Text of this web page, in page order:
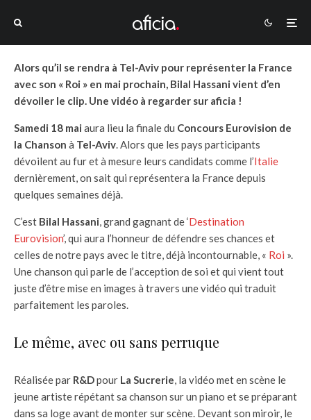
Alors qu’il se rendra à Tel-Aviv pour représenter la France
avec son « Roi » en mai prochain, Bilal Hassani vient d’en
dévoiler le clip. Une vidéo à regarder sur aficia !
Samedi 18 mai aura lieu la finale du Concours Eurovision de
la Chanson à Tel-Aviv. Alors que les pays participants
dévoilent au fur et à mesure leurs candidats comme l’Italie
dernièrement, on sait qui représentera la France depuis
quelques semaines déjà.
C’est Bilal Hassani, grand gagnant de ‘Destination
Eurovision’, qui aura l’honneur de défendre ses chances et
celles de notre pays avec le titre, déjà incontournable, « Roi ».
Une chanson qui parle de l’acception de soi et qui vient tout
juste d’être mise en images à travers une vidéo qui traduit
parfaitement les paroles.
Le même, avec ou sans perruque
Réalisée par R&Dpour La Sucrerie, la vidéo met en scène le
jeune artiste répétant sa chanson sur un piano et se préparant
dans sa loge avant de monter sur scène. Devant son miroir, le